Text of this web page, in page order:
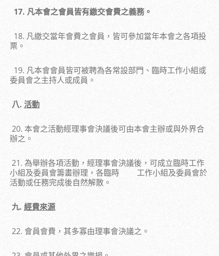
17. 凡本會之會員皆有繳交會費之義務。
18. 凡繳交當年會費之會員，皆可參加當年本會之各項投
票。
19. 凡本會會員皆可被聘為各常設部門、臨時工作小組或
委員會之主持人或成員。
八. 活動
20. 本會之活動經理事會決議後可由本會主辦或與外界合
辦之。
21. 為舉辦各項活動，經理事會決議後，可成立臨時工作
小組及委員會籌畫辦理，各臨時 工作小組及委員會於
活動或任務完成後自然解散。
九. 經費來源
22. 會員會費，其多寡由理事會決議之。